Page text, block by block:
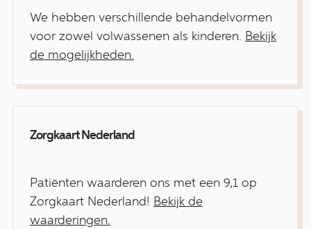
We hebben verschillende behandelvormen
voor zowel volwassenen als kinderen. Bekijk
de mogelijkheden.
Zorgkaart Nederland
Patiënten waarderen ons met een 9,1 op
Zorgkaart Nederland! Bekijk de
waarderingen.